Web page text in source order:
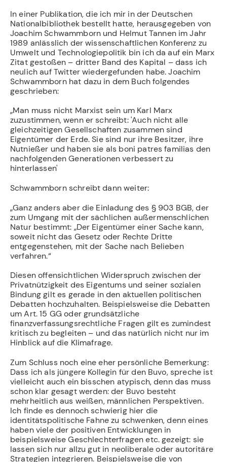
In einer Publikation, die ich mir in der Deutschen
Nationalbibliothek bestellt hatte, herausgegeben von
Joachim Schwammborn und Helmut Tannen im Jahr
1989 anlässlich der wissenschaftlichen Konferenz zu
Umwelt und Technologiepolitik bin ich da auf ein Marx
Zitat gestoßen – dritter Band des Kapital – dass ich
neulich auf Twitter wiedergefunden habe. Joachim
Schwammborn hat dazu in dem Buch folgendes
geschrieben:
„Man muss nicht Marxist sein um Karl Marx
zuzustimmen, wenn er schreibt: 'Auch nicht alle
gleichzeitigen Gesellschaften zusammen sind
Eigentümer der Erde. Sie sind nur ihre Besitzer, ihre
Nutnießer und haben sie als boni patres familias den
nachfolgenden Generationen verbessert zu
hinterlassen'
Schwammborn schreibt dann weiter:
„Ganz anders aber die Einladung des § 903 BGB, der
zum Umgang mit der sächlichen außermenschlichen
Natur bestimmt: „Der Eigentümer einer Sache kann,
soweit nicht das Gesetz oder Rechte Dritte
entgegenstehen, mit der Sache nach Belieben
verfahren.“
Diesen offensichtlichen Widerspruch zwischen der
Privatnützigkeit des Eigentums und seiner sozialen
Bindung gilt es gerade in den aktuellen politischen
Debatten hochzuhalten. Beispielsweise die Debatten
um Art. 15 GG oder grundsätzliche
finanzverfassungsrechtliche Fragen gilt es zumindest
kritisch zu begleiten – und das natürlich nicht nur im
Hinblick auf die Klimafrage.
Zum Schluss noch eine eher persönliche Bemerkung:
Dass ich als jüngere Kollegin für den Buvo, spreche ist
vielleicht auch ein bisschen atypisch, denn das muss
schon klar gesagt werden: der Buvo besteht
mehrheitlich aus weißen, männlichen Perspektiven.
Ich finde es dennoch schwierig hier die
identitätspolitische Fahne zu schwenken, denn eines
haben viele der positiven Entwicklungen in
beispielsweise Geschlechterfragen etc. gezeigt: sie
lassen sich nur allzu gut in neoliberale oder autoritäre
Strategien integrieren. Beispielsweise die von